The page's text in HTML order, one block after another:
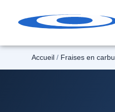
Accueil / Fraises en